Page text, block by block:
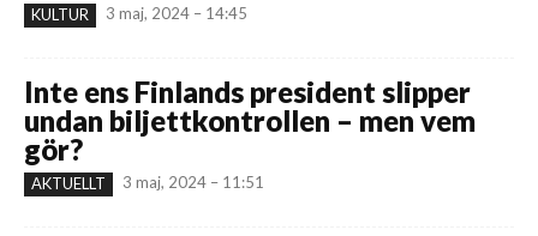
KULTUR 3 maj, 2024 – 14:45
Inte ens Finlands president slipper
undan biljettkontrollen – men vem
gör?
AKTUELLT 3 maj, 2024 – 11:51